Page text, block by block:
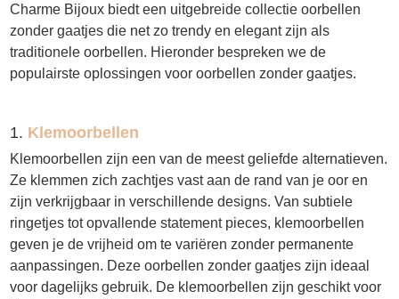
Charme Bijoux biedt een uitgebreide collectie oorbellen
zonder gaatjes die net zo trendy en elegant zijn als
traditionele oorbellen. Hieronder bespreken we de
populairste oplossingen voor oorbellen zonder gaatjes.
1. Klemoorbellen
Klemoorbellen zijn een van de meest geliefde alternatieven.
Ze klemmen zich zachtjes vast aan de rand van je oor en
zijn verkrijgbaar in verschillende designs. Van subtiele
ringetjes tot opvallende statement pieces, klemoorbellen
geven je de vrijheid om te variëren zonder permanente
aanpassingen. Deze oorbellen zonder gaatjes zijn ideaal
voor dagelijks gebruik. De klemoorbellen zijn geschikt voor